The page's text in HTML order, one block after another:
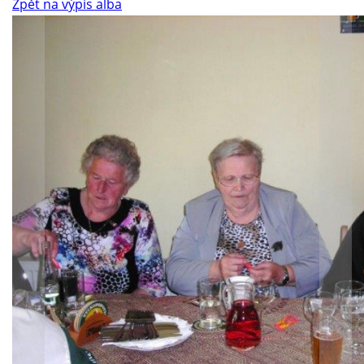
Zpět na výpis alba